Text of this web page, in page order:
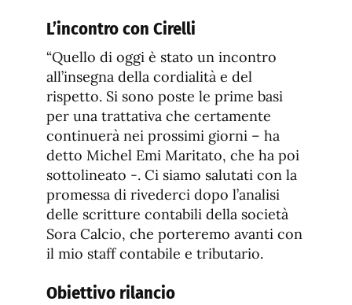
L’incontro con Cirelli
“Quello di oggi è stato un incontro
all’insegna della cordialità e del
rispetto. Si sono poste le prime basi
per una trattativa che certamente
continuerà nei prossimi giorni – ha
detto Michel Emi Maritato, che ha poi
sottolineato -. Ci siamo salutati con la
promessa di rivederci dopo l’analisi
delle scritture contabili della società
Sora Calcio, che porteremo avanti con
il mio staff contabile e tributario.
Obiettivo rilancio